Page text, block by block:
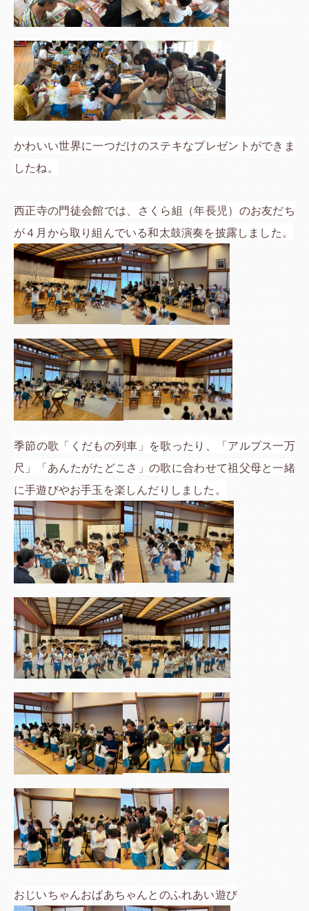
かわいい世界に一つだけのステキなプレゼントができま
したね。
西正寺の門徒会館では、さくら組（年長児）のお友だち
が４月から取り組んでいる和太鼓演奏を披露しました。
季節の歌「くだもの列車」を歌ったり、「アルプス一万
尺」「あんたがたどこさ」の歌に合わせて祖父母と一緒
に手遊びやお手玉を楽しんだりしました。
おじいちゃんおばあちゃんとのふれあい遊び